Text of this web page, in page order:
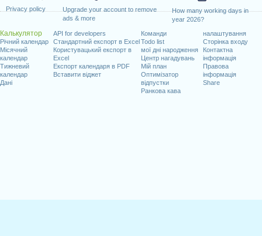
Privacy policy
Upgrade your account to remove
ads & more
How many working days in
year 2026?
Калькулятор
Річний календар
Місячний
календар
Тижневий
календар
Дані
API for developers
Стандартний експорт в Excel
Користувацький експорт в
Excel
Експорт календаря в PDF
Вставити віджет
Команди
Todo list
мої дні народження
Центр нагадувань
Мій план
Оптимізатор
відпустки
Ранкова кава
налаштування
Сторінка входу
Контактна
інформація
Правова
інформація
Share